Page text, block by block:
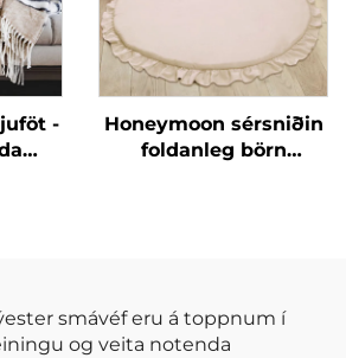
-
Honeymoon sérsniðin
foldanleg börn
smávéf eru á toppnum í
og veita notenda